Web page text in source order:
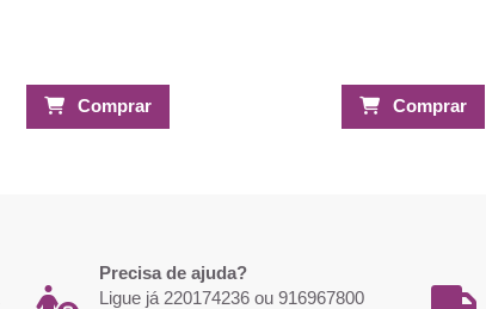
Comprar Comprar
Precisa de ajuda?
Ligue já 220174236 ou 916967800